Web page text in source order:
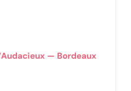
— Bordeaux